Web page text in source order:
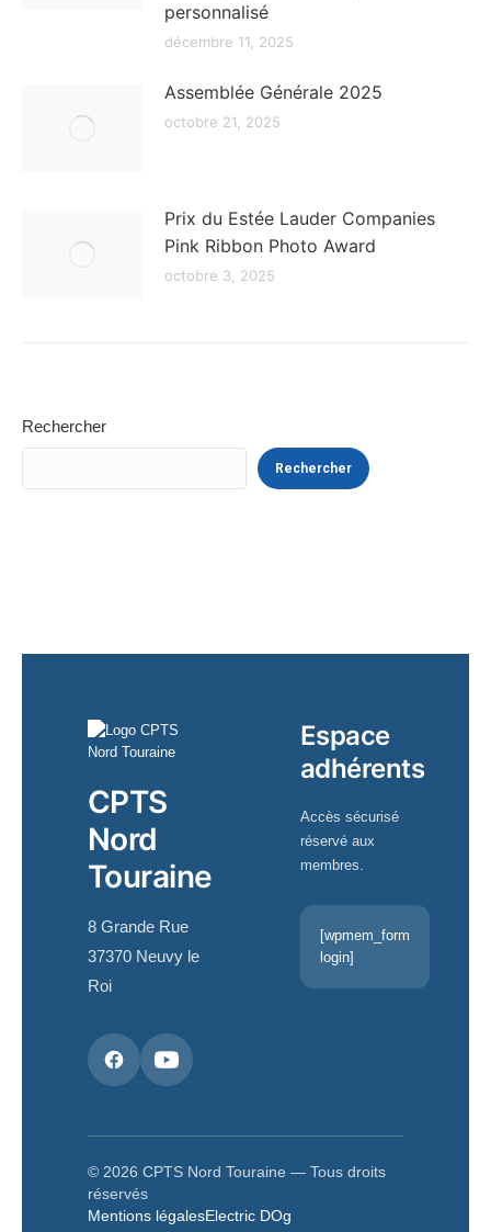
personnalisé
décembre 11, 2025
Assemblée Générale 2025
octobre 21, 2025
Prix du Estée Lauder Companies
Pink Ribbon Photo Award
octobre 3, 2025
Rechercher
Rechercher
CPTS
Nord
Touraine
8 Grande Rue
37370 Neuvy le
Roi
Espace
adhérents
Accès sécurisé
réservé aux
membres.
[wpmem_form
login]
© 2026 CPTS Nord Touraine — Tous droits
réservés
Mentions légalesElectric DOg